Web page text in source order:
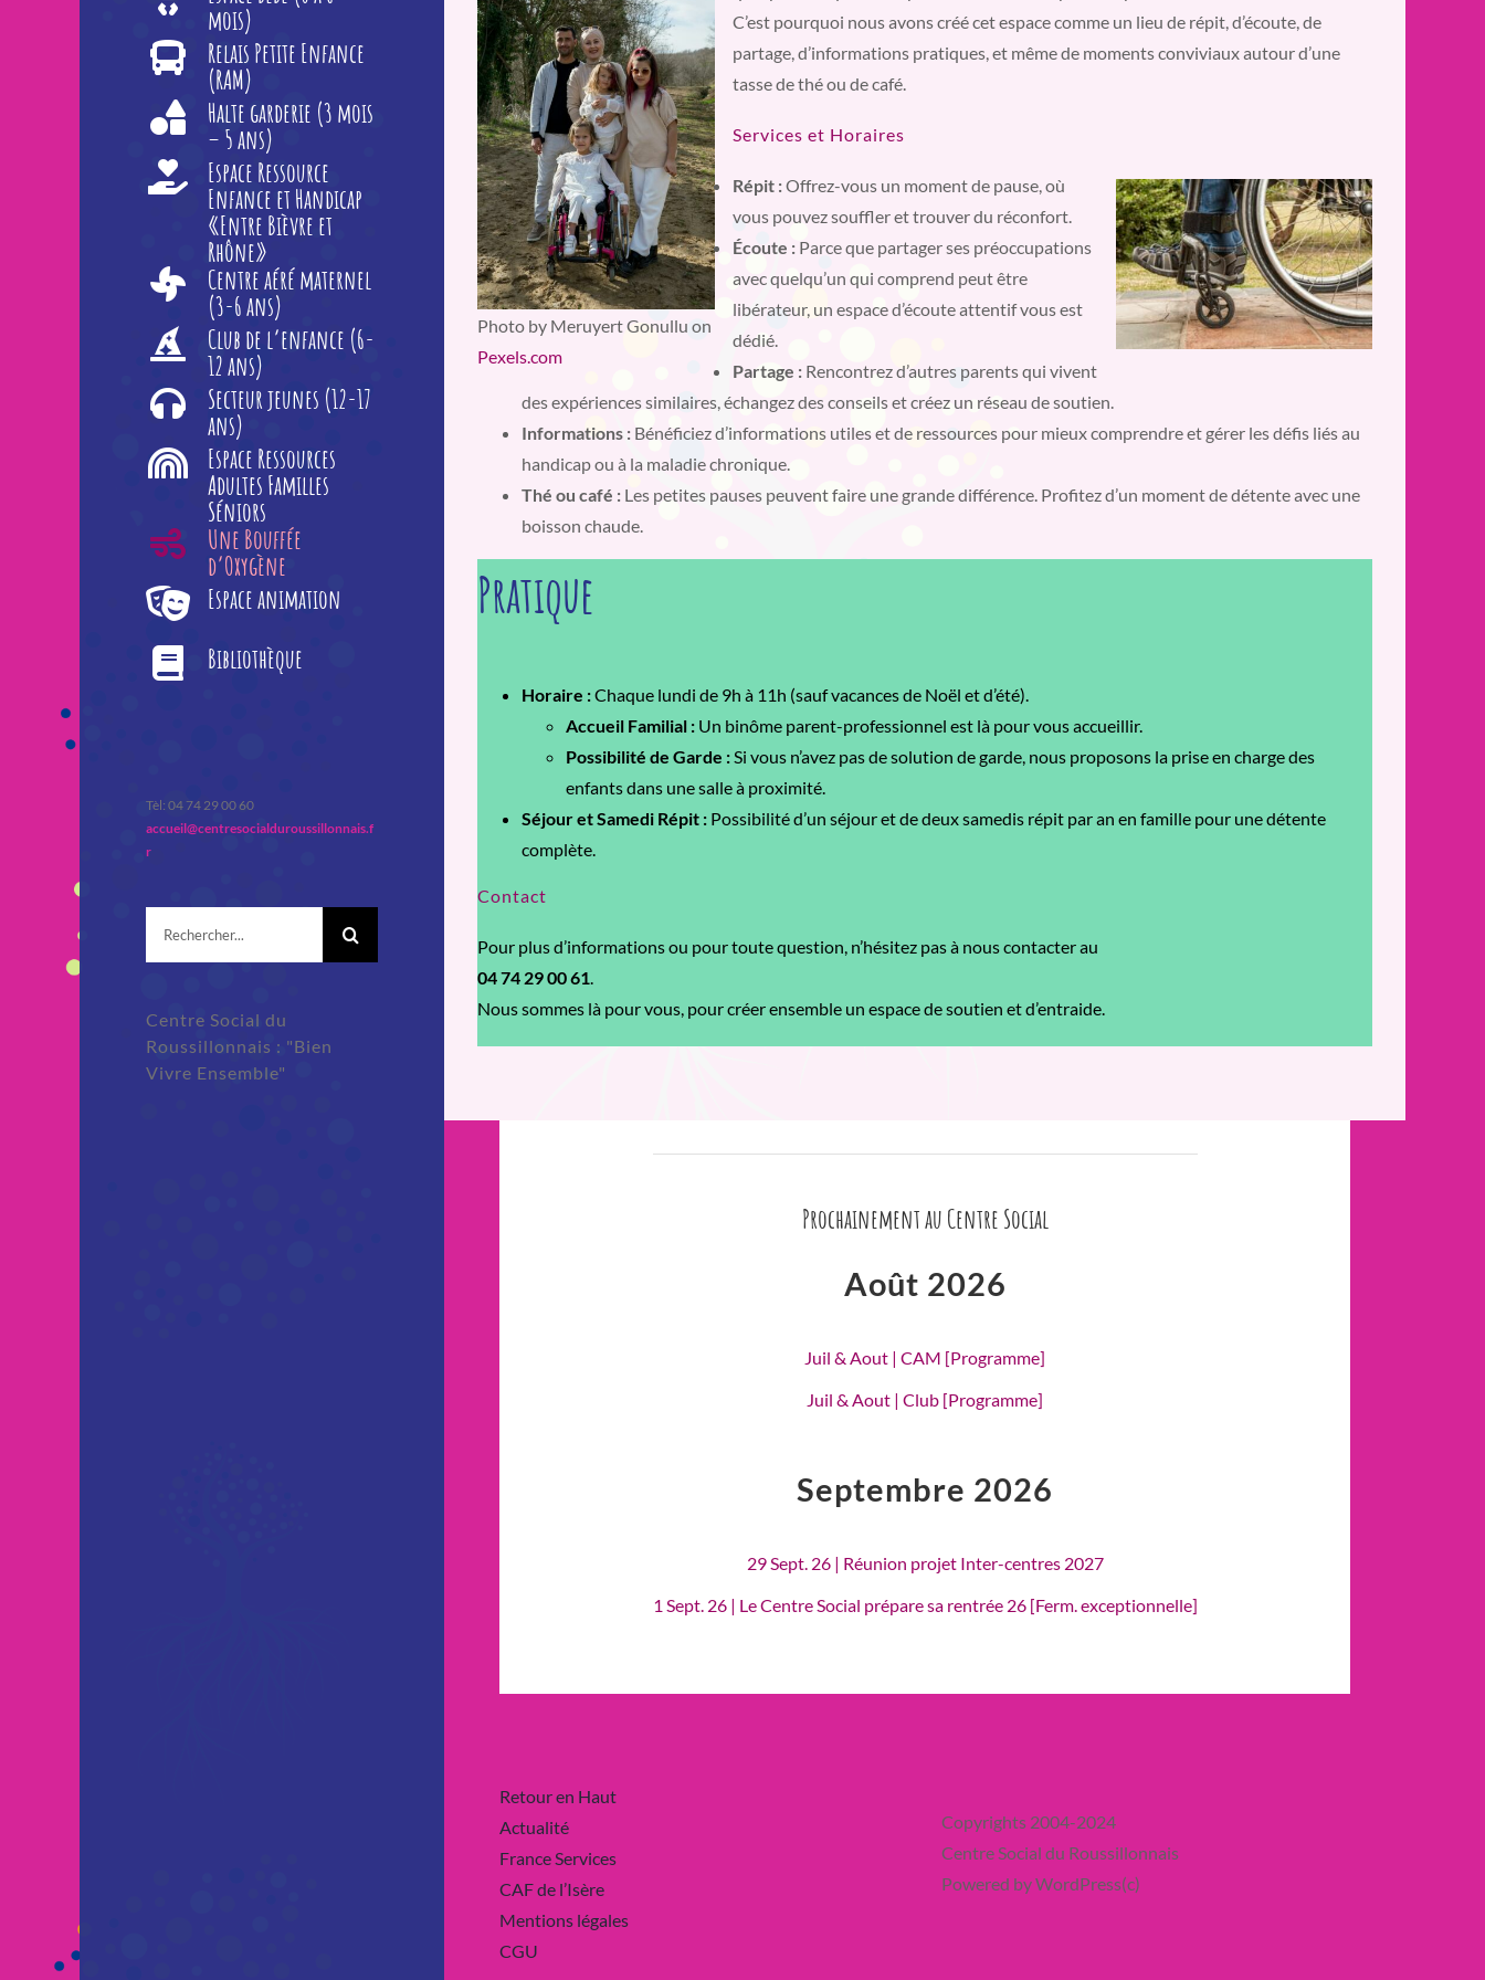
mois)
Relais Petite Enfance
(RAM)
Halte garderie (3 mois
– 5 ans)
Espace Ressource
Enfance et Handicap
«Entre Bièvre et
Rhône»
Centre aéré maternel
(3-6 ans)
Club de l’enfance (6-
12 ans)
Secteur jeunes (12-17
ans)
Espace Ressources
Adultes Familles
Séniors
Une Bouffée
d’Oxygène
Espace animation
Bibliothèque
Tèl: 04 74 29 00 60
accueil@centresocialduroussillonnais.f
r
Centre Social du
Roussillonnais : "Bien
Vivre Ensemble"
Photo by Meruyert Gonullu on
Pexels.com
C’est pourquoi nous avons créé cet espace comme un lieu de répit, d’écoute, de
partage, d’informations pratiques, et même de moments conviviaux autour d’une
tasse de thé ou de café.
Services et Horaires
Répit :Offrez-vous un moment de pause, où
vous pouvez souffler et trouver du réconfort.
Écoute : Parce que partager ses préoccupations
avec quelqu’un qui comprend peut être
libérateur, un espace d’écoute attentif vous est
dédié.
Partage : Rencontrez d’autres parents qui vivent
des expériences similaires, échangez des conseils et créez un réseau de soutien.
Informations : Bénéficiez d’informations utiles et de ressources pour mieux comprendre et gérer les défis liés au
handicap ou à la maladie chronique.
Thé ou café : Les petites pauses peuvent faire une grande différence. Profitez d’un moment de détente avec une
boisson chaude.
Pratique
Horaire :Chaque lundi de 9h à 11h (sauf vacances de Noël et d’été).
Accueil Familial : Un binôme parent-professionnel est là pour vous accueillir.
Possibilité de Garde : Si vous n’avez pas de solution de garde, nous proposons la prise en charge des
enfants dans une salle à proximité.
Séjour et Samedi Répit : Possibilité d’un séjour et de deux samedis répit par an en famille pour une détente
complète.
Contact
Pour plus d’informations ou pour toute question, n’hésitez pas à nous contacter au
04 74 29 00 61
Nous sommes là pour vous, pour créer ensemble un espace de soutien et d’entraide.
Prochainement au Centre Social
Août 2026
Juil & Aout | CAM [Programme]
Juil & Aout | Club [Programme]
Septembre 2026
29 Sept. 26 | Réunion projet Inter-centres 2027
1 Sept. 26 | Le Centre Social prépare sa rentrée 26 [Ferm. exceptionnelle]
Retour en Haut
Actualité
France Services
CAF de l’Isère
Mentions légales
CGU
Copyrights 2004-2024
Centre Social du Roussillonnais
Powered by WordPress(c)